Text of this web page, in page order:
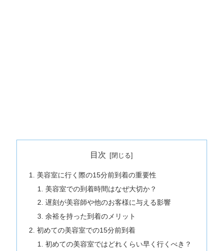
目次
美容室に行く際の15分前到着の重要性
美容室での到着時間はなぜ大切か？
遅刻が美容師や他のお客様に与える影響
余裕を持った到着のメリット
初めての美容室での15分前到着
初めての美容室ではどれくらい早く行くべき？